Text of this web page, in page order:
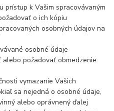
prístup k Vašim spracovávaným
o ich kópiu
osobných údajov na
osobné údaje
požadovať obmedzenie
vymazanie Vašich
sa nejedná o osobné údaje,
alebo oprávnený ďalej